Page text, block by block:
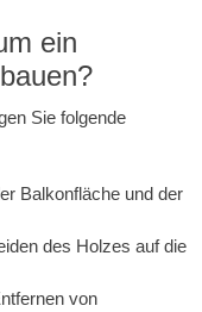
ein
Sie folgende
Balkonfläche und der
des Holzes auf die
von